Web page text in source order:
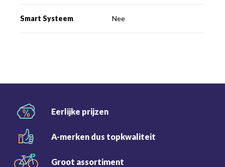
Smart Systeem Nee
Eerlijke prijzen
A-merken dus topkwaliteit
Groot assortiment